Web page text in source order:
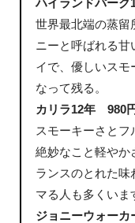
世界最北端の蒸留
ニーと呼ばれる甘
イで、優しいスモ
なって残る。
カリラ12年 980
スモーキーさと
絶妙なこと軽やか
ランスのとれた味
マる人も多くいま
ジョニーウォー